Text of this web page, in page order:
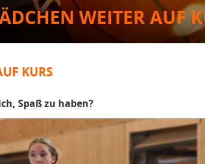
WEITER AUF
KURS
Spaß zu haben?